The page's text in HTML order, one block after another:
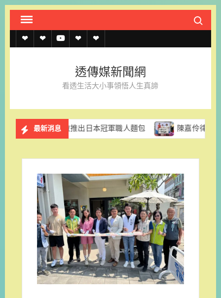
Skip
content
Search
透
約
透
上
記
單
透 聯
我
官
LINE
透傳媒新聞網
看透生活大小事領悟人生真諦
最新消息
拉推出日本冠軍職人麵包 陳嘉伶律師創立易勝法律事